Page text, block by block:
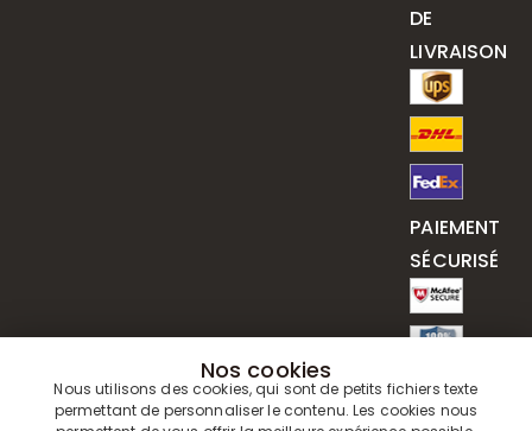
DE
LIVRAISON
PAIEMENT
SÉCURISÉ
Nos cookies
Nous utilisons des cookies, qui sont de petits fichiers texte
permettant de personnaliser le contenu. Les cookies nous